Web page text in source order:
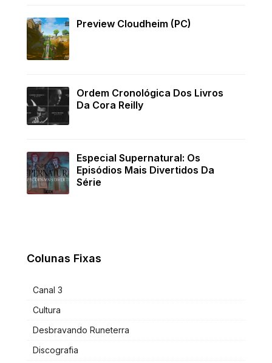
Preview Cloudheim (PC)
Ordem Cronológica Dos Livros
Da Cora Reilly
Especial Supernatural: Os
Episódios Mais Divertidos Da
Série
Colunas Fixas
Canal 3
Cultura
Desbravando Runeterra
Discografia